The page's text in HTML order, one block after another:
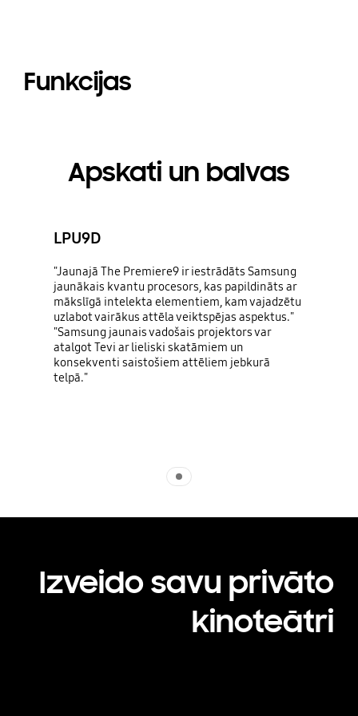
Funkcijas
Apskati un balvas
LPU9D
"Jaunajā The Premiere9 ir iestrādāts Samsung
jaunākais kvantu procesors, kas papildināts ar
mākslīgā intelekta elementiem, kam vajadzētu
uzlabot vairākus attēla veiktspējas aspektus."
"Samsung jaunais vadošais projektors var
atalgot Tevi ar lieliski skatāmiem un
konsekventi saistošiem attēliem jebkurā
telpā."
Izveido savu privāto
kinoteātri